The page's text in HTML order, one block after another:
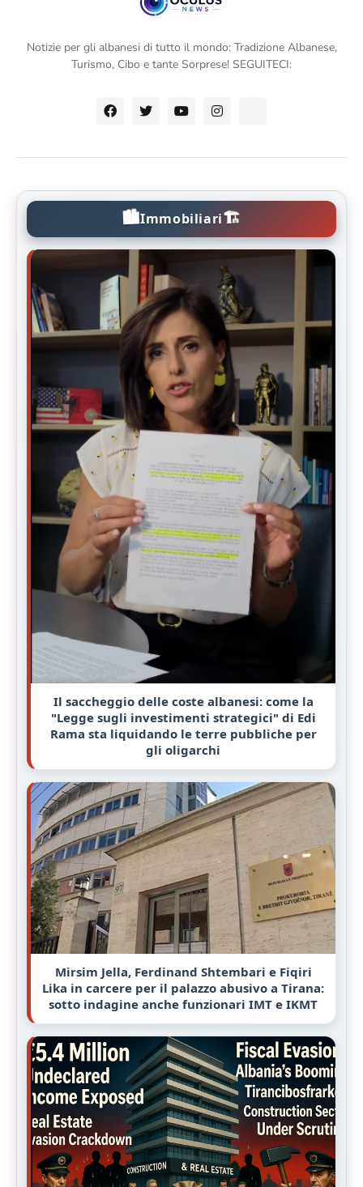
Notizie per gli albanesi di tutto il mondo: Tradizione Albanese,
Turismo, Cibo e tante Sorprese! SEGUITECI:
🏙️Immobiliari🏗️
Il saccheggio delle coste albanesi: come la
"Legge sugli investimenti strategici" di Edi
Rama sta liquidando le terre pubbliche per
gli oligarchi
Mirsim Jella, Ferdinand Shtembari e Fiqiri
Lika in carcere per il palazzo abusivo a Tirana:
sotto indagine anche funzionari IMT e IKMT